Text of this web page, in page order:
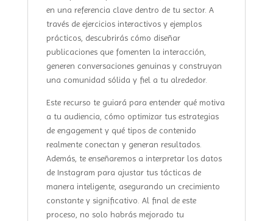
en una referencia clave dentro de tu sector. A
través de ejercicios interactivos y ejemplos
prácticos, descubrirás cómo diseñar
publicaciones que fomenten la interacción,
generen conversaciones genuinas y construyan
una comunidad sólida y fiel a tu alrededor.
Este recurso te guiará para entender qué motiva
a tu audiencia, cómo optimizar tus estrategias
de engagement y qué tipos de contenido
realmente conectan y generan resultados.
Además, te enseñaremos a interpretar los datos
de Instagram para ajustar tus tácticas de
manera inteligente, asegurando un crecimiento
constante y significativo. Al final de este
proceso, no solo habrás mejorado tu